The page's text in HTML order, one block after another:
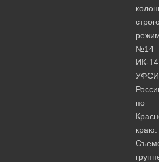
№14
ИК-14
по
краю.